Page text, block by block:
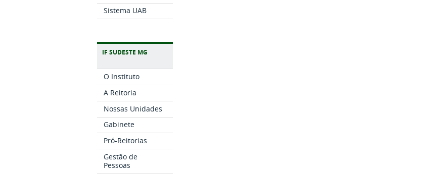
Sistema UAB
IF SUDESTE MG
O Instituto
A Reitoria
Nossas Unidades
Gabinete
Pró-Reitorias
Gestão de
Pessoas